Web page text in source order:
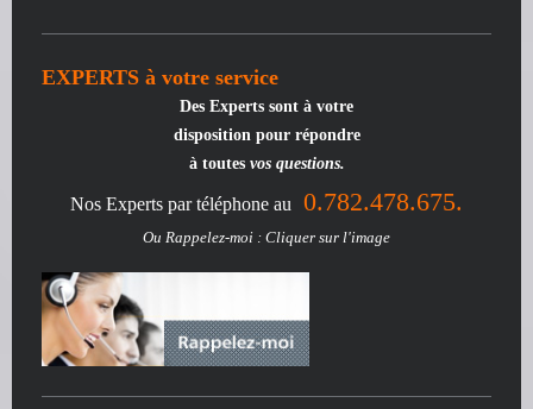
EXPERTS à votre service
Des Experts sont à votre
disposition pour répondre
à toutes vos questions.
Nos Experts par téléphone au 0.782.478.675.
Ou Rappelez-moi : Cliquer sur l'image